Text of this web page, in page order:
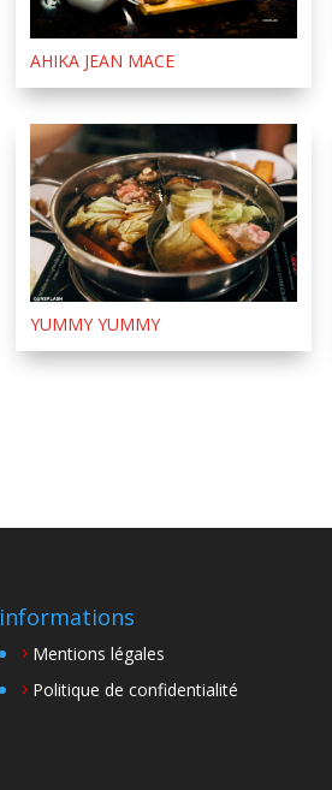
AHIKA JEAN MACE
YUMMY YUMMY
informations
Mentions légales
Politique de confidentialité